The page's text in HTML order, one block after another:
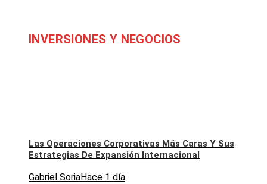
INVERSIONES Y NEGOCIOS
Las Operaciones Corporativas Más Caras Y Sus
Estrategias De Expansión Internacional
Gabriel SoriaHace 1 día